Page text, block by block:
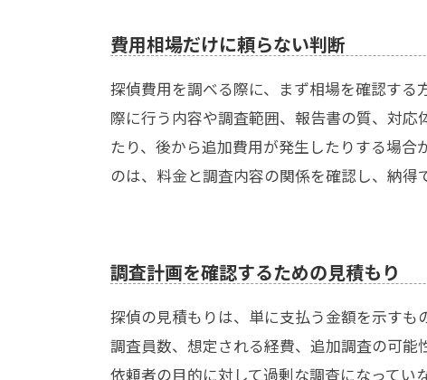
費用相場だけに頼らない判断
探偵費用を調べる際に、まず相場を確認す
際に行う内容や調査範囲、報告書の質、対
たり、後から追加費用が発生したりする場
のは、料金と調査内容の関係を確認し、納得
調査計画を確認するための見積もり
探偵の見積もりは、単に支払う金額を示すも
調査員数、想定される経費、追加調査の可能
依頼者の目的に対して過剰な調査になって